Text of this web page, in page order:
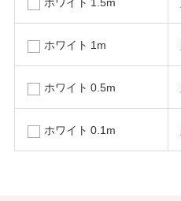
ホワイト 1m
ホワイト 0.5m
ホワイト 0.1m